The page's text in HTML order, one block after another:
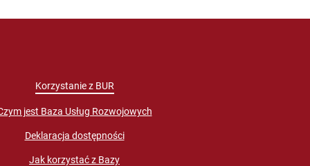
Korzystanie z BUR
jest Baza Usług Rozwojowych
Deklaracja dostępności
Jak korzystać z Bazy